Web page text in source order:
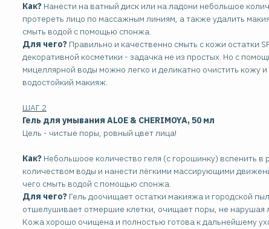
Как? Нанести на ватный диск или на ладони небольшое
протереть лицо по массажным линиям, а также удалить
смыть водой с помощью спонжа.
Для чего? Правильно и качественно смыть с кожи остатки
декоративной косметики - задачка не из простых. Но с
мицеллярной воды можно легко и деликатно очистить кожу
водостойкий макияж.
ШАГ 2
Гель для умывания ALOE & CHERIMOYA, 50 мл
Цель - чистые поры, ровный цвет лица!
Как? Небольшоое количество геля (с горошинку) вспенить в
количеством воды и нанести лёгкими массирующими
чего смыть водой с помощью спонжа.
Для чего? Гель доочищает остатки макияжа и городской
отшелушивает отмершие клетки, очищает поры, не нарушая
Кожа хорошо очищена и полностью готова к дальнейшему